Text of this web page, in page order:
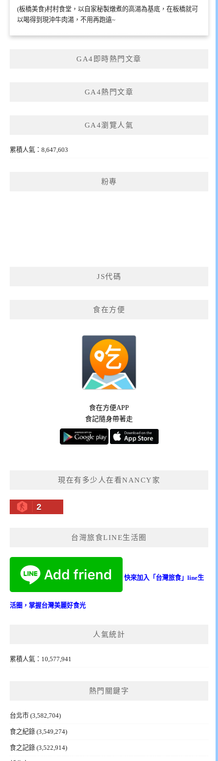
(板橋美食)村村食堂，以自家秘製燉煮的高湯為基底，在板橋就可
以喝得到現沖牛肉湯，不用再跑遠~
GA4即時熱門文章
GA4熱門文章
GA4瀏覽人氣
累積人氣：8,647,603
粉專
JS代碼
食在方便
食在方便APP
食記隨身帶著走
現在有多少人在看NANCY家
2
台灣旅食LINE生活圈
快來加入「台灣旅食」line生
活圈，掌握台灣美麗好食光
人氣統計
累積人氣：10,577,941
熱門關鍵字
台北市 (3,582,704)
食之紀錄 (3,549,274)
食之記錄 (3,522,914)